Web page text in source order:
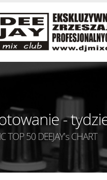
-
TOP 50 DEEJAY's CHART